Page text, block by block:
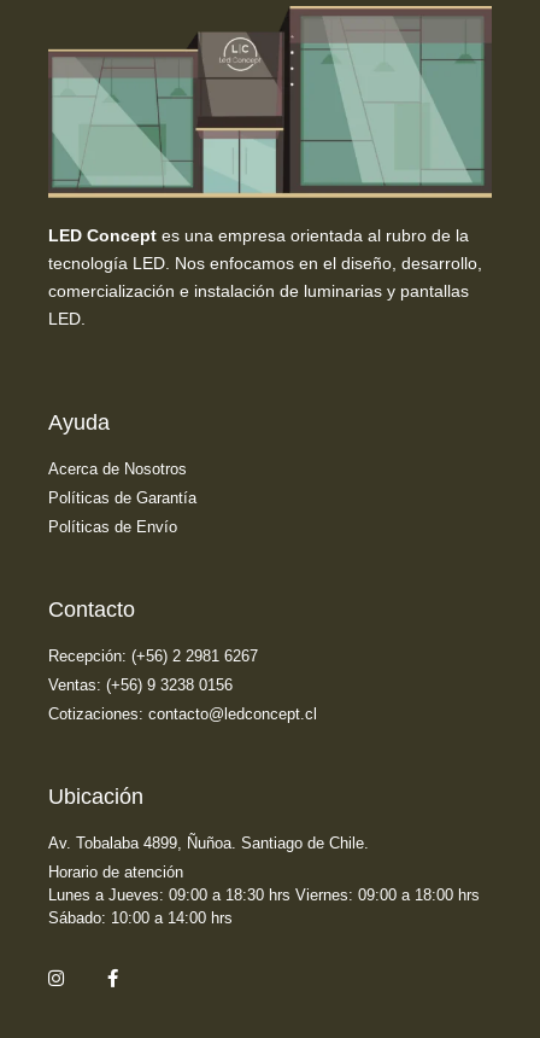
LED Concept es una empresa orientada al rubro de la
tecnología LED. Nos enfocamos en el diseño, desarrollo,
comercialización e instalación de luminarias y pantallas
LED.
Ayuda
Acerca de Nosotros
Políticas de Garantía
Políticas de Envío
Contacto
Recepción: (+56) 2 2981 6267
Ventas: (+56) 9 3238 0156
Cotizaciones: contacto@ledconcept.cl
Ubicación
Av. Tobalaba 4899, Ñuñoa. Santiago de Chile.
Horario de atención
Lunes a Jueves: 09:00 a 18:30 hrs Viernes: 09:00 a 18:00 hrs
Sábado: 10:00 a 14:00 hrs